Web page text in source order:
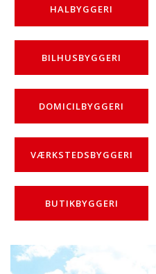
HALBYGGERI
BILHUSBYGGERI
DOMICILBYGGERI
VÆRKSTEDSBYGGERI
BUTIKBYGGERI